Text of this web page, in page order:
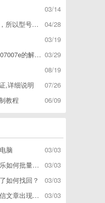
03/14
04/28
用，不用root
03/19
03/29
的解决方
08/19
07/26
,详细说明
06/09
教程
03/03
脑
03/03
下载到电脑上
03/03
如何找回？
03/03
*篇」如何解决